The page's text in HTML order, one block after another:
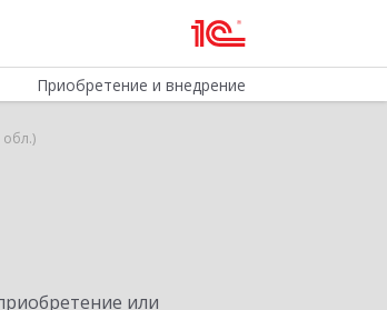
Приобретение и внедрение
обл.)
или